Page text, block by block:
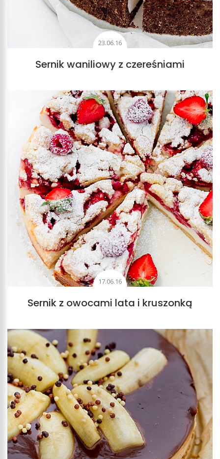
23.06.16
Sernik waniliowy z czereśniami
17.06.16
Sernik z owocami lata i kruszonką